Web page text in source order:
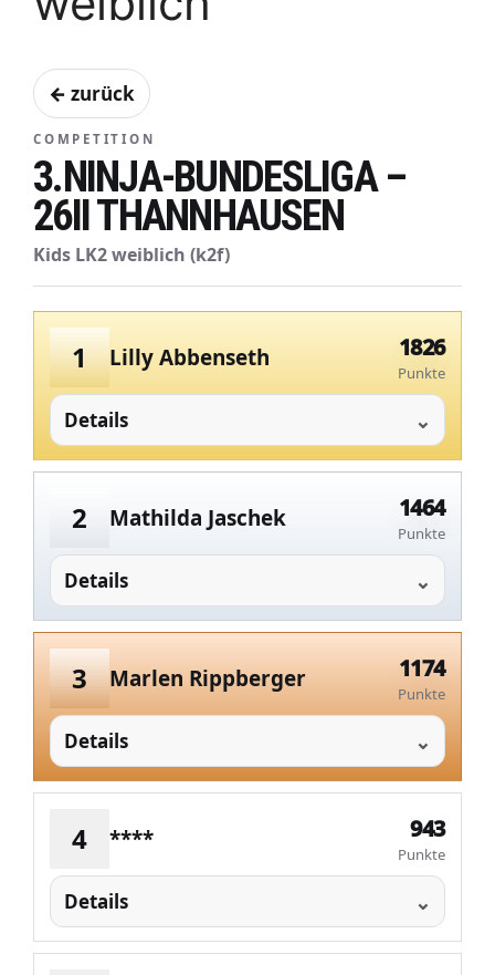
← zurück
COMPETITION
3.NINJA-BUNDESLIGA –
26II THANNHAUSEN
Kids LK2 weiblich (k2f)
1 Lilly Abbenseth 1826
Punkte
Details
2 Mathilda Jaschek 1464
Punkte
Details
3 Marlen Rippberger 1174
Punkte
Details
4 **** 943
Punkte
Details